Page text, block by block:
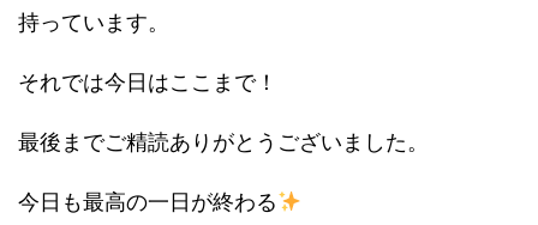
持っています。
それでは今日はここまで！
最後までご精読ありがとうございました。
今日も最高の一日が終わる